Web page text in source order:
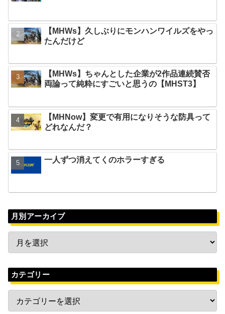
【MHWs】久しぶりにモンハンワイルズをやっ
たんだけど
【MHWs】ちゃんとした企業が2作品連続賛否
両論って純粋にすごいと思うの【MHST3】
【MHNow】変更で有用になりそうな防具って
どれなんだ？
一人ずつ消えてくのホラーすぎる
月別アーカイブ
カテゴリー